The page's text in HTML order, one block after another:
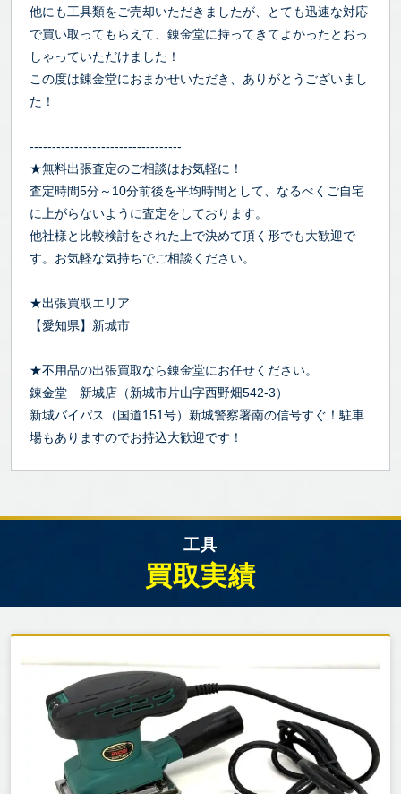
他にも工具類をご売却いただきましたが、とても迅速な対応
で買い取ってもらえて、錬金堂に持ってきてよかったとおっ
しゃっていただけました！
この度は錬金堂におまかせいただき、ありがとうございまし
た！
----------------------------------
★無料出張査定のご相談はお気軽に！
査定時間5分～10分前後を平均時間として、なるべくご自宅
に上がらないように査定をしております。
他社様と比較検討をされた上で決めて頂く形でも大歓迎で
す。お気軽な気持ちでご相談ください。
★出張買取エリア
【愛知県】新城市
★不用品の出張買取なら錬金堂にお任せください。
錬金堂 新城店（新城市片山字西野畑542-3）
新城バイパス（国道151号）新城警察署南の信号すぐ！駐車
場もありますのでお持込大歓迎です！
工具
買取実績